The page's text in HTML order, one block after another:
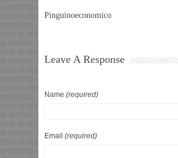
Pinguinoeconomico
Leave A Response
Name (required)
Email (required)